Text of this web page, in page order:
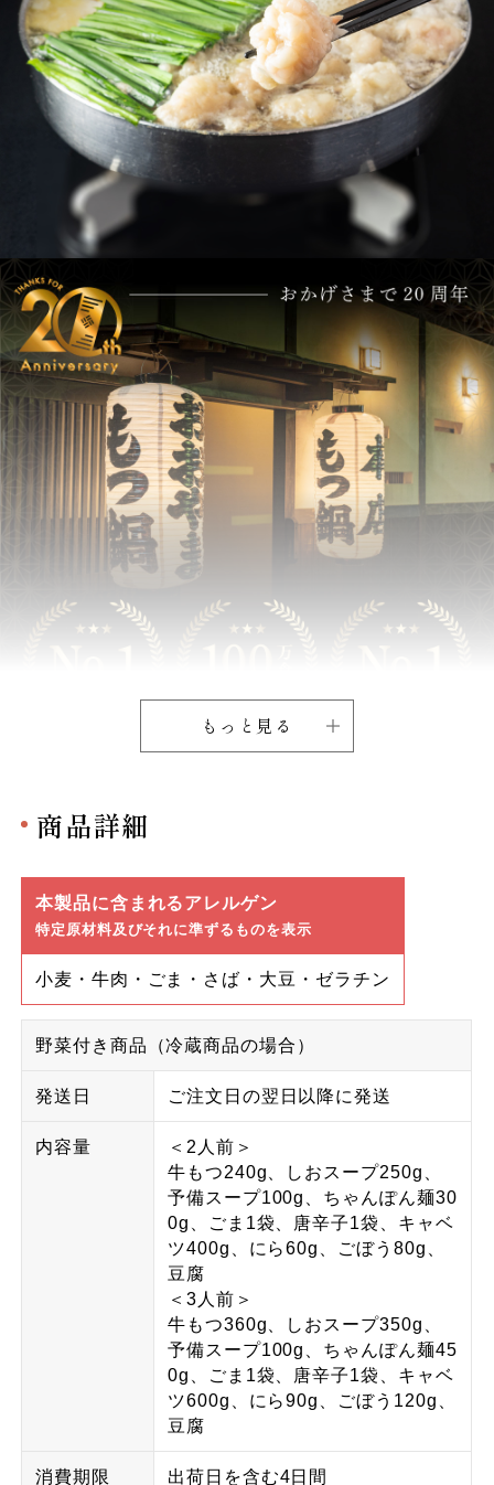
もっと見る
商品詳細
本製品に含まれるアレルゲン
特定原材料及びそれに準ずるものを表示
小麦・牛肉・ごま・さば・大豆・ゼラチン
野菜付き商品（冷蔵商品の場合）
発送日 ご注文日の翌日以降に発送
内容量
＜2人前＞
牛もつ240g、しおスープ250g、
予備スープ100g、ちゃんぽん麺30
0g、ごま1袋、唐辛子1袋、キャベ
ツ400g、にら60g、ごぼう80g、
豆腐
＜3人前＞
牛もつ360g、しおスープ350g、
予備スープ100g、ちゃんぽん麺45
0g、ごま1袋、唐辛子1袋、キャベ
ツ600g、にら90g、ごぼう120g、
豆腐
消費期限 出荷日を含む4日間